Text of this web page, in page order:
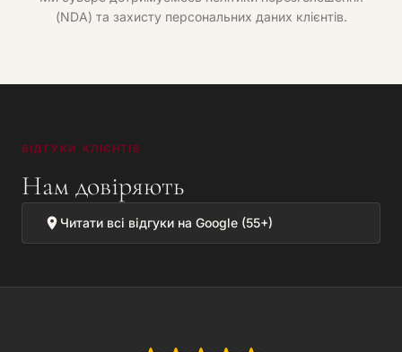
(NDA) та захисту персональних даних клієнтів.
ВІДГУКИ КЛІЄНТІВ
Нам довіряють
Читати всі відгуки на Google (55+)